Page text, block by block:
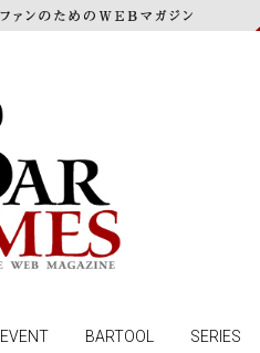
EVENT BARTOOL SERIES